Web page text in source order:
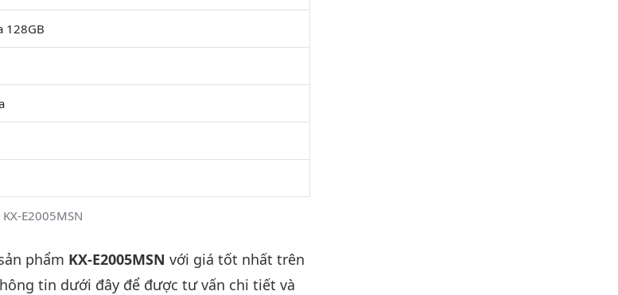
E2005MSN
128GB
phẩm KX-E2005MSN với giá tốt nhất trên
tin dưới đây để được tư vấn chi tiết và